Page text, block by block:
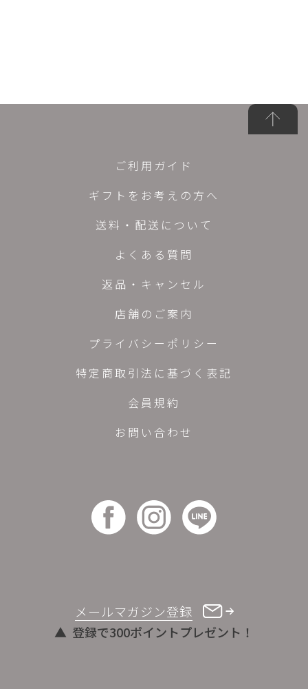
メールマガジン登録
登録で300ポイントプレゼント！
ご利用ガイド
ギフトをお考えの方へ
送料・配送について
よくある質問
返品・キャンセル
店舗のご案内
プライバシーポリシー
特定商取引法に基づく表記
会員規約
お問い合わせ